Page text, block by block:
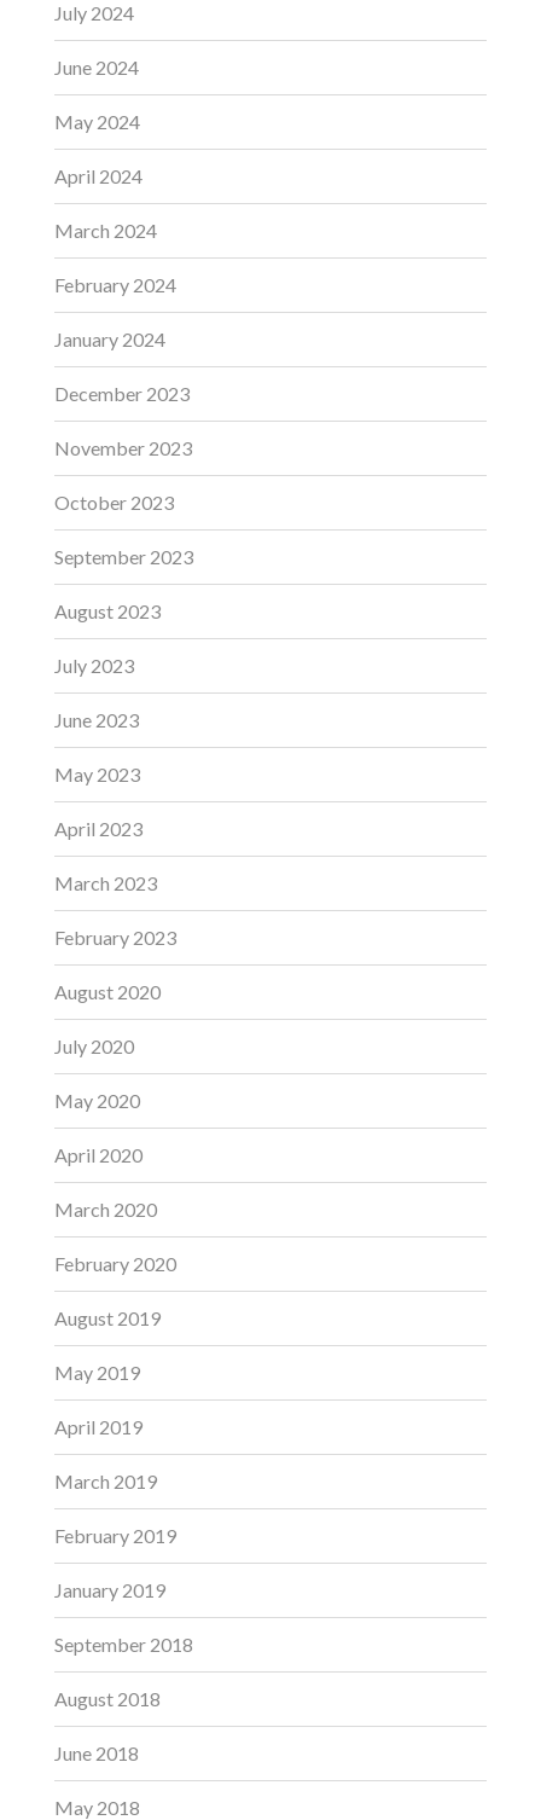
July 2024
June 2024
May 2024
April 2024
March 2024
February 2024
January 2024
December 2023
November 2023
October 2023
September 2023
August 2023
July 2023
June 2023
May 2023
April 2023
March 2023
February 2023
August 2020
July 2020
May 2020
April 2020
March 2020
February 2020
August 2019
May 2019
April 2019
March 2019
February 2019
January 2019
September 2018
August 2018
June 2018
May 2018